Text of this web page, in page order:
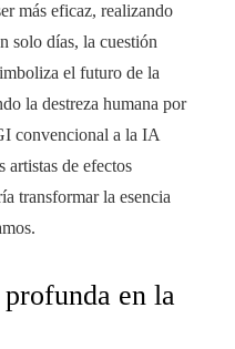
más eficaz, realizando
solo días, la cuestión
el futuro de la
la destreza humana por
convencional a la IA
artistas de efectos
transformar la esencia
en la